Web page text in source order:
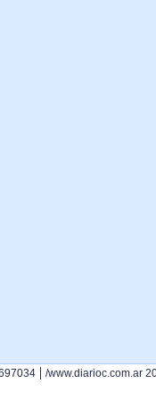
| /www.diarioc.com.ar